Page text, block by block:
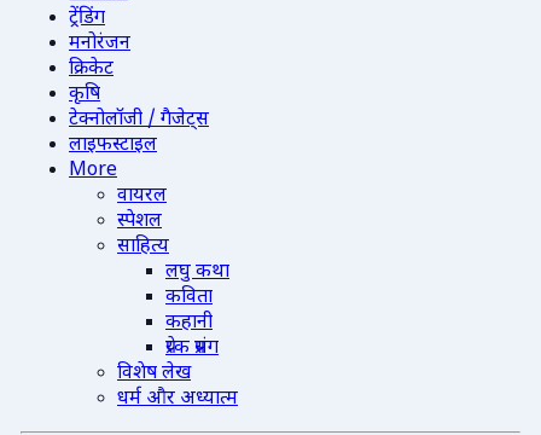
ट्रेंडिंग
मनोरंजन
क्रिकेट
कृषि
टेक्नोलॉजी / गैजेट्स
लाइफस्टाइल
More
वायरल
स्पेशल
साहित्य
लघु कथा
कविता
कहानी
प्रेरक प्रसंग
विशेष लेख
धर्म और अध्यात्म